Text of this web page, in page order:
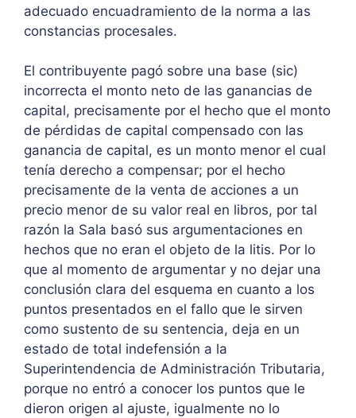
adecuado encuadramiento de la norma a las
constancias procesales.
El contribuyente pagó sobre una base (sic)
incorrecta el monto neto de las ganancias de
capital, precisamente por el hecho que el monto
de pérdidas de capital compensado con las
ganancia de capital, es un monto menor el cual
tenía derecho a compensar; por el hecho
precisamente de la venta de acciones a un
precio menor de su valor real en libros, por tal
razón la Sala basó sus argumentaciones en
hechos que no eran el objeto de la litis. Por lo
que al momento de argumentar y no dejar una
conclusión clara del esquema en cuanto a los
puntos presentados en el fallo que le sirven
como sustento de su sentencia, deja en un
estado de total indefensión a la
Superintendencia de Administración Tributaria,
porque no entró a conocer los puntos que le
dieron origen al ajuste, igualmente no lo